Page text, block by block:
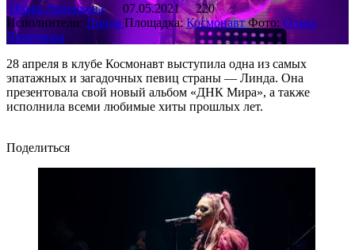
Олька Лапенкова 07.05.2021
220
Исполнители: Линда Площадка:КосмонавтФото: Олька
Лапенкова
28 апреля в клубе Космонавт выступила одна из самых
эпатажных и загадочных певиц страны — Линда. Она
презентовала свой новый альбом «ДНК Мира», а также
исполнила всеми любимые хиты прошлых лет.
Поделиться